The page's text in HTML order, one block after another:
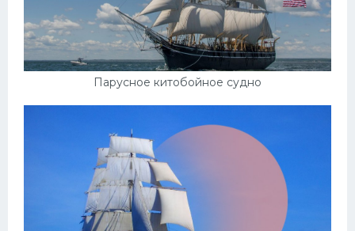
Парусное китобойное судно